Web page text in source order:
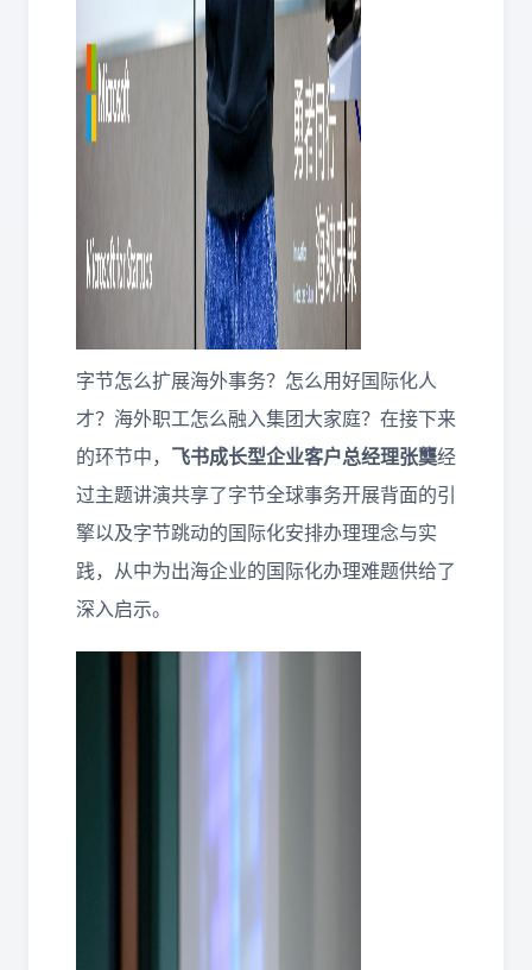
字节怎么扩展海外事务？怎么用好国际化人
才？海外职工怎么融入集团大家庭？在接下来
的环节中， 飞书成长型企业客户总经理张龑经
过主题讲演共享了字节全球事务开展背面的引
擎以及字节跳动的国际化安排办理理念与实
践，从中为出海企业的国际化办理难题供给了
深入启示。